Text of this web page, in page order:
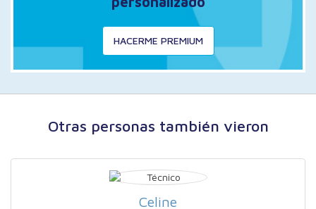
HACERME PREMIUM
Otras personas también vieron
Celine